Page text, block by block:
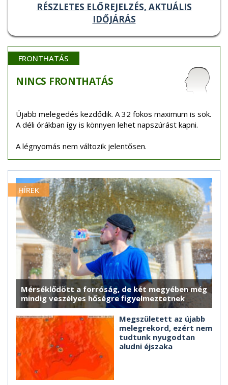
RÉSZLETES ELŐREJELZÉS, AKTUÁLIS
IDŐJÁRÁS
FRONTHATÁS
NINCS FRONTHATÁS
Újabb melegedés kezdődik. A 32 fokos maximum is sok.
A déli órákban így is könnyen lehet napszúrást kapni.
A légnyomás nem változik jelentősen.
HÍREK
Mérséklődött a forróság, de két megyében még
mindig veszélyes hőségre figyelmeztetnek
Megszületett az újabb
melegrekord, ezért nem
tudtunk nyugodtan
aludni éjszaka